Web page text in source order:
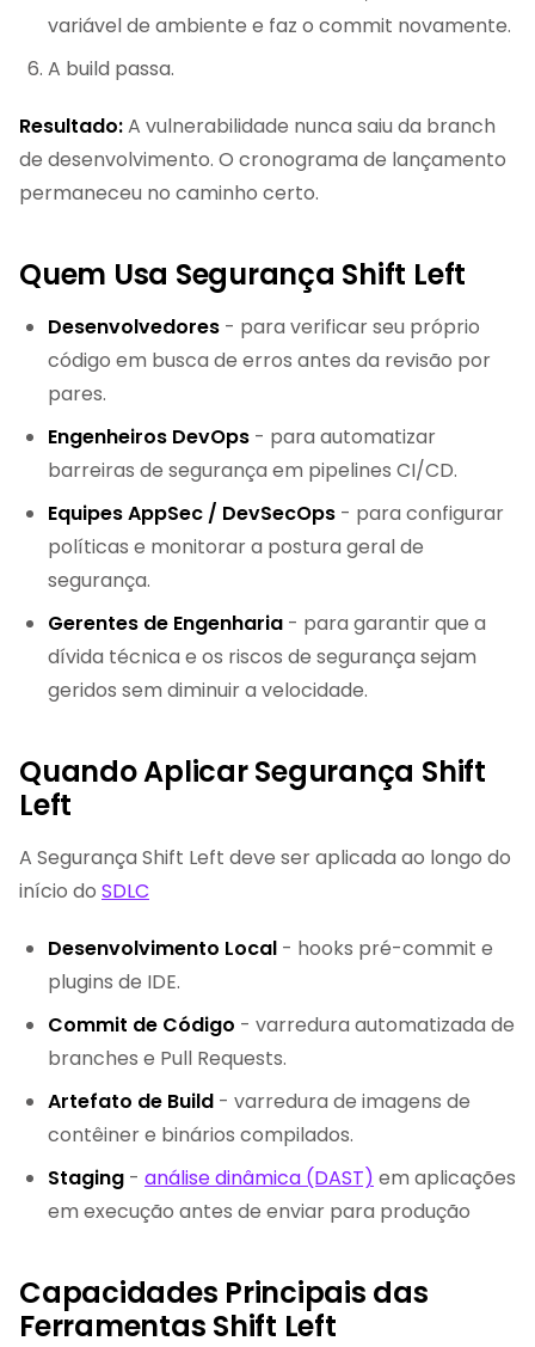
variável de ambiente e faz o commit novamente.
A build passa.
Resultado:A vulnerabilidade nunca saiu da branch
de desenvolvimento. O cronograma de lançamento
permaneceu no caminho certo.
Quem Usa Segurança Shift Left
Desenvolvedores - para verificar seu próprio
código em busca de erros antes da revisão por
pares.
Engenheiros DevOps - para automatizar
barreiras de segurança em pipelines CI/CD.
Equipes AppSec / DevSecOps - para configurar
políticas e monitorar a postura geral de
segurança.
Gerentes de Engenharia - para garantir que a
dívida técnica e os riscos de segurança sejam
geridos sem diminuir a velocidade.
Quando Aplicar Segurança Shift
Left
A Segurança Shift Left deve ser aplicada ao longo do
início do SDLC
Desenvolvimento Local - hooks pré-commit e
plugins de IDE.
Commit de Código - varredura automatizada de
branches e Pull Requests.
Artefato de Build - varredura de imagens de
contêiner e binários compilados.
Staging - análise dinâmica (DAST) em aplicações
em execução antes de enviar para produção
Capacidades Principais das
Ferramentas Shift Left